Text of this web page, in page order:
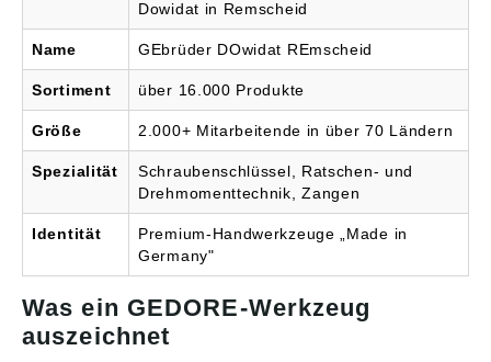
Dowidat in Remscheid
Name GEbrüder DOwidat REmscheid
Sortiment über 16.000 Produkte
Größe 2.000+ Mitarbeitende in über 70 Ländern
Spezialität
Schraubenschlüssel, Ratschen- und
Drehmomenttechnik, Zangen
Identität
Premium-Handwerkzeuge „Made in
Germany"
Was ein GEDORE-Werkzeug
auszeichnet